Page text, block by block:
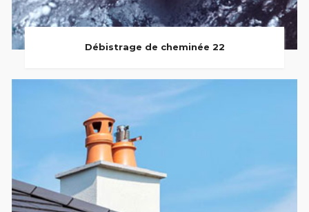
Débistrage de cheminée 22